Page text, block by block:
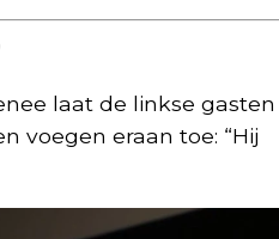
laat de linkse gasten
voegen eraan toe: “Hij